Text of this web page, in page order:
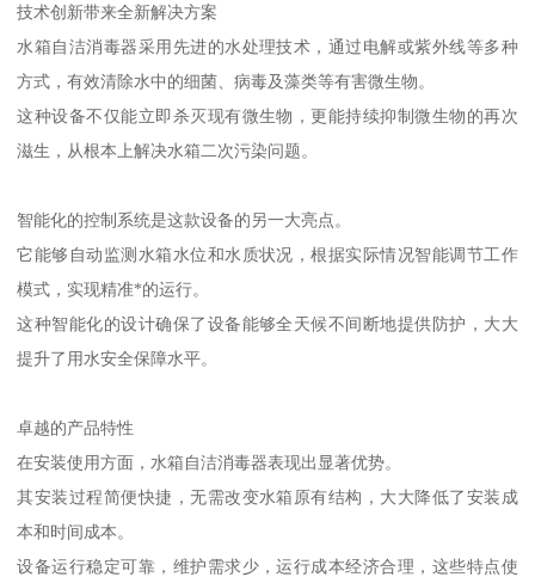
技术创新带来全新解决方案
水箱自洁消毒器采用先进的水处理技术，通过电解或紫外线等多种
方式，有效清除水中的细菌、病毒及藻类等有害微生物。
这种设备不仅能立即杀灭现有微生物，更能持续抑制微生物的再次
滋生，从根本上解决水箱二次污染问题。
智能化的控制系统是这款设备的另一大亮点。
它能够自动监测水箱水位和水质状况，根据实际情况智能调节工作
模式，实现精准*的运行。
这种智能化的设计确保了设备能够全天候不间断地提供防护，大大
提升了用水安全保障水平。
卓越的产品特性
在安装使用方面，水箱自洁消毒器表现出显著优势。
其安装过程简便快捷，无需改变水箱原有结构，大大降低了安装成
本和时间成本。
设备运行稳定可靠，维护需求少，运行成本经济合理，这些特点使